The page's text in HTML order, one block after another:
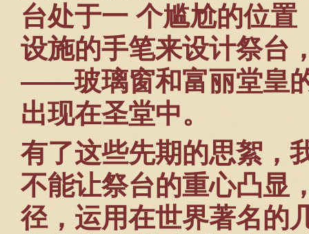
台处于一 个尴尬的位
设施的手笔来设计祭台
——玻璃窗和富丽堂皇
出现在圣堂中。
有了这些先期的思絮，
不能让祭台的重心凸显
径，运用在世界著名的